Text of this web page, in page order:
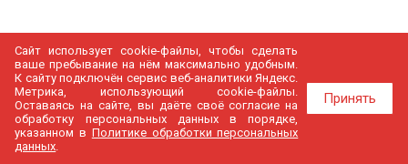
Сайт использует cookie-файлы, чтобы сделать
ваше пребывание на нём максимально удобным.
К cайту подключён сервис веб-аналитики Яндекс.
Метрика, использующий cookie-файлы.
Оставаясь на сайте, вы даёте своё согласие на
обработку персональных данных в порядке,
указанном в Политике обработки персональных
данных.
Принять